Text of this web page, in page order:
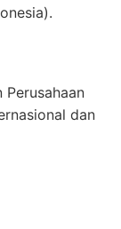
Perusahaan
dan